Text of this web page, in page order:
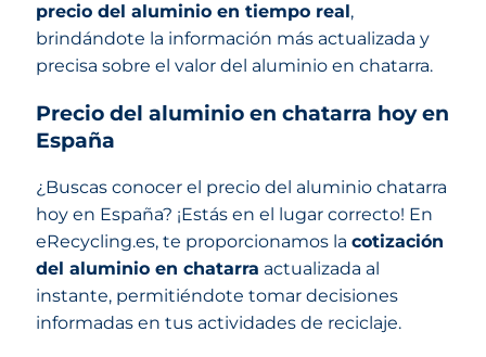
precio del aluminio en tiempo real,
brindándote la información más actualizada y
precisa sobre el valor del aluminio en chatarra.
Precio del aluminio en chatarra hoy en
España
¿Buscas conocer el precio del aluminio chatarra
hoy en España? ¡Estás en el lugar correcto! En
eRecycling.es, te proporcionamos la cotización
del aluminio en chatarra actualizada al
instante, permitiéndote tomar decisiones
informadas en tus actividades de reciclaje.